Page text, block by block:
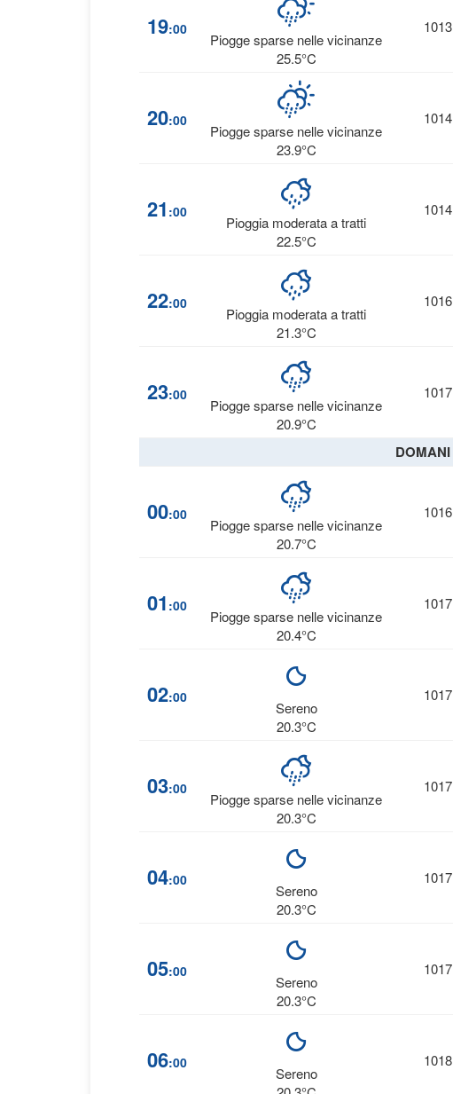
19:00
Piogge sparse nelle vicinanze
25.5°C
1013
20:00
Piogge sparse nelle vicinanze
23.9°C
1014
21 :00
Pioggia moderata a tratti
22.5°C
1014
22:00
Pioggia moderata a tratti
21.3°C
1016
23:00
Piogge sparse nelle vicinanze
20.9°C
1017
DOMANI
00:00
Piogge sparse nelle vicinanze
20.7°C
1016
01 :00
Piogge sparse nelle vicinanze
20.4°C
1017
02:00
Sereno
20.3°C
1017
03:00
Piogge sparse nelle vicinanze
20.3°C
1017
04:00
Sereno
20.3°C
1017
05:00
Sereno
20.3°C
1017
06:00
Sereno
1018